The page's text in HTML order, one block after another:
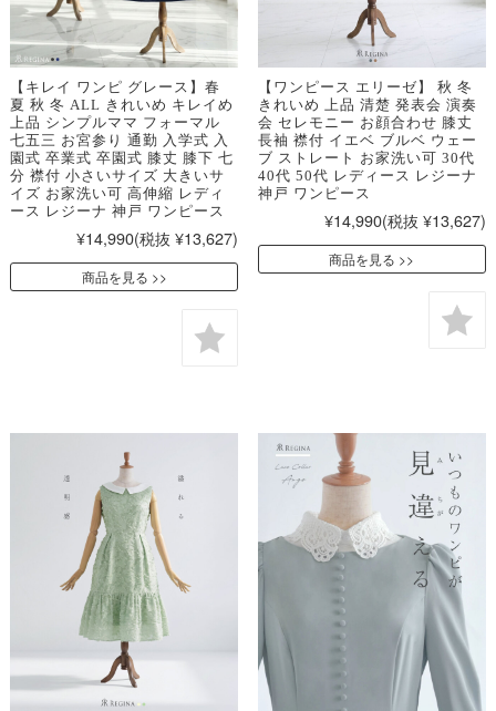
【キレイ ワンピ グレース】春
夏 秋 冬 ALL きれいめ キレイめ
上品 シンプルママ フォーマル
七五三 お宮参り 通勤 入学式 入
園式 卒業式 卒園式 膝丈 膝下 七
分 襟付 小さいサイズ 大きいサ
イズ お家洗い可 高伸縮 レディ
ース レジーナ 神戸 ワンピース
¥14,990(税抜 ¥13,627)
商品を見る
【ワンピース エリーゼ】 秋 冬
きれいめ 上品 清楚 発表会 演奏
会 セレモニー お顔合わせ 膝丈
長袖 襟付 イエベ ブルベ ウェー
ブ ストレート お家洗い可 30代
40代 50代 レディース レジーナ
神戸 ワンピース
¥14,990(税抜 ¥13,627)
商品を見る